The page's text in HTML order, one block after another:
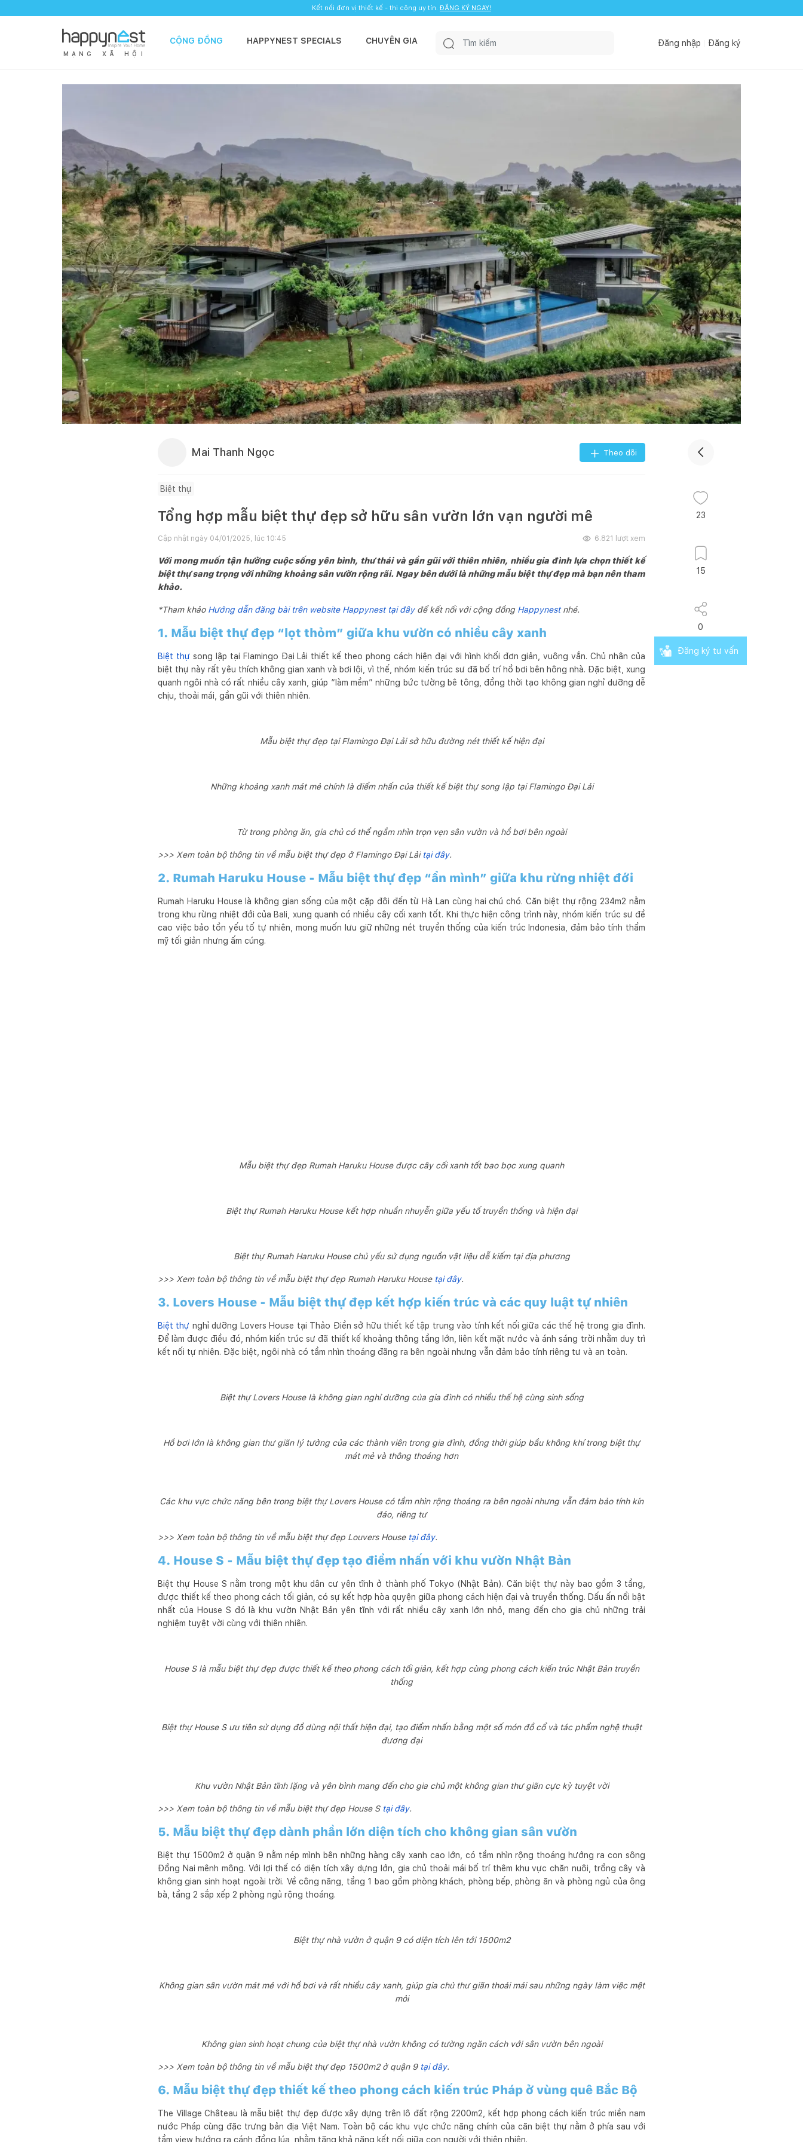
Kết nối đơn vị thiết kế - thi công uy tín. ĐĂNG KÝ NGAY!
M Ạ N G X Ã H Ộ I
CỘNG ĐỒNG HAPPYNEST SPECIALS CHUYÊN GIA Đăng nhập Đăng ký
Mai Thanh Ngọc Theo dõi
Biệt thự
Tổng hợp mẫu biệt thự đẹp sở hữu sân vườn lớn vạn người mê
Cập nhật ngày 04/01/2025, lúc 10:45 6.821 lượt xem
Với mong muốn tận hưởng cuộc sống yên bình, thư thái và gần gũi với thiên nhiên, nhiều gia đình lựa chọn thiết kế
biệt thự sang trọng với những khoảng sân vườn rộng rãi. Ngay bên dưới là những mẫu biệt thự đẹp mà bạn nên tham
khảo.
*Tham khảo Hướng dẫn đăng bài trên website Happynest tại đâyđể kết nối với cộng đồng Happynestnhé.
1. Mẫu biệt thự đẹp “lọt thỏm” giữa khu vườn có nhiều cây xanh
Biệt thự song lập tại Flamingo Đại Lải thiết kế theo phong cách hiện đại với hình khối đơn giản, vuông vắn. Chủ nhân của
biệt thự này rất yêu thích không gian xanh và bơi lội, vì thế, nhóm kiến trúc sư đã bố trí hồ bơi bên hông nhà. Đặc biệt, xung
quanh ngôi nhà có rất nhiều cây xanh, giúp “làm mềm” những bức tường bê tông, đồng thời tạo không gian nghỉ dưỡng dễ
chịu, thoải mái, gần gũi với thiên nhiên.
Mẫu biệt thự đẹp tại Flamingo Đại Lải sở hữu đường nét thiết kế hiện đại
Những khoảng xanh mát mẻ chính là điểm nhấn của thiết kế biệt thự song lập tại Flamingo Đại Lải
Từ trong phòng ăn, gia chủ có thể ngắm nhìn trọn vẹn sân vườn và hồ bơi bên ngoài
>>> Xem toàn bộ thông tin về mẫu biệt thự đẹp ở Flamingo Đại Lải tại đây.
2. Rumah Haruku House - Mẫu biệt thự đẹp “ẩn mình” giữa khu rừng nhiệt đới
Rumah Haruku House là không gian sống của một cặp đôi đến từ Hà Lan cùng hai chú chó. Căn biệt thự rộng 234m2 nằm
trong khu rừng nhiệt đới của Bali, xung quanh có nhiều cây cối xanh tốt. Khi thực hiện công trình này, nhóm kiến trúc sư đề
cao việc bảo tồn yếu tố tự nhiên, mong muốn lưu giữ những nét truyền thống của kiến trúc Indonesia, đảm bảo tính thẩm
mỹ tối giản nhưng ấm cúng.
Mẫu biệt thự đẹp Rumah Haruku House được cây cối xanh tốt bao bọc xung quanh
Biệt thự Rumah Haruku House kết hợp nhuần nhuyễn giữa yếu tố truyền thống và hiện đại
Biệt thự Rumah Haruku House chủ yếu sử dụng nguồn vật liệu dễ kiếm tại địa phương
>>> Xem toàn bộ thông tin về mẫu biệt thự đẹp Rumah Haruku House tại đây.
3. Lovers House - Mẫu biệt thự đẹp kết hợp kiến trúc và các quy luật tự nhiên
Biệt thự nghỉ dưỡng Lovers House tại Thảo Điền sở hữu thiết kế tập trung vào tính kết nối giữa các thế hệ trong gia đình.
Để làm được điều đó, nhóm kiến trúc sư đã thiết kế khoảng thông tầng lớn, liên kết mặt nước và ánh sáng trời nhằm duy trì
kết nối tự nhiên. Đặc biệt, ngôi nhà có tầm nhìn thoáng đãng ra bên ngoài nhưng vẫn đảm bảo tính riêng tư và an toàn.
Biệt thự Lovers House là không gian nghỉ dưỡng của gia đình có nhiều thế hệ cùng sinh sống
Hồ bơi lớn là không gian thư giãn lý tưởng của các thành viên trong gia đình, đồng thời giúp bầu không khí trong biệt thự
mát mẻ và thông thoáng hơn
Các khu vực chức năng bên trong biệt thự Lovers House có tầm nhìn rộng thoáng ra bên ngoài nhưng vẫn đảm bảo tính kín
đáo, riêng tư
>>> Xem toàn bộ thông tin về mẫu biệt thự đẹp Louvers House tại đây.
4. House S - Mẫu biệt thự đẹp tạo điểm nhấn với khu vườn Nhật Bản
Biệt thự House S nằm trong một khu dân cư yên tĩnh ở thành phố Tokyo (Nhật Bản). Căn biệt thự này bao gồm 3 tầng,
được thiết kế theo phong cách tối giản, có sự kết hợp hòa quyện giữa phong cách hiện đại và truyền thống. Dấu ấn nổi bật
nhất của House S đó là khu vườn Nhật Bản yên tĩnh với rất nhiều cây xanh lớn nhỏ, mang đến cho gia chủ những trải
nghiệm tuyệt vời cùng với thiên nhiên.
House S là mẫu biệt thự đẹp được thiết kế theo phong cách tối giản, kết hợp cùng phong cách kiến trúc Nhật Bản truyền
thống
Biệt thự House S ưu tiên sử dụng đồ dùng nội thất hiện đại, tạo điểm nhấn bằng một số món đồ cổ và tác phẩm nghệ thuật
đương đại
Khu vườn Nhật Bản tĩnh lặng và yên bình mang đến cho gia chủ một không gian thư giãn cực kỳ tuyệt vời
>>> Xem toàn bộ thông tin về mẫu biệt thự đẹp House S tại đây.
5. Mẫu biệt thự đẹp dành phần lớn diện tích cho không gian sân vườn
Biệt thự 1500m2 ở quận 9 nằm nép mình bên những hàng cây xanh cao lớn, có tầm nhìn rộng thoáng hướng ra con sông
Đồng Nai mênh mông. Với lợi thế có diện tích xây dựng lớn, gia chủ thoải mái bố trí thêm khu vực chăn nuôi, trồng cây và
không gian sinh hoạt ngoài trời. Về công năng, tầng 1 bao gồm phòng khách, phòng bếp, phòng ăn và phòng ngủ của ông
bà, tầng 2 sắp xếp 2 phòng ngủ rộng thoáng.
Biệt thự nhà vườn ở quận 9 có diện tích lên tới 1500m2
Không gian sân vườn mát mẻ với hồ bơi và rất nhiều cây xanh, giúp gia chủ thư giãn thoải mái sau những ngày làm việc mệt
mỏi
Không gian sinh hoạt chung của biệt thự nhà vườn không có tường ngăn cách với sân vườn bên ngoài
>>> Xem toàn bộ thông tin về mẫu biệt thự đẹp 1500m2 ở quận 9 tại đây.
6. Mẫu biệt thự đẹp thiết kế theo phong cách kiến trúc Pháp ở vùng quê Bắc Bộ
The Village Château là mẫu biệt thự đẹp được xây dựng trên lô đất rộng 2200m2, kết hợp phong cách kiến trúc miền nam
nước Pháp cùng đặc trưng bản địa Việt Nam. Toàn bộ các khu vực chức năng chính của căn biệt thự nằm ở phía sau với
tầm view hướng ra cánh đồng lúa, nhằm tăng khả năng kết nối giữa con người với thiên nhiên.
23
15
0
Đăng ký tư vấn